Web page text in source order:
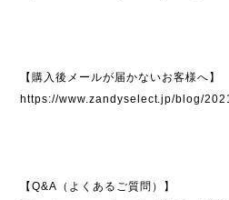
【購入後メールが届かないお客様へ】
https://www.zandyselect.jp/blog/
【Q&A（よくあるご質問）】